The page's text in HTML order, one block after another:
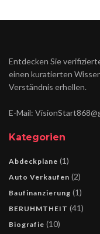
Entdecken Sie
einen kuratierten
Verständnis erhellen.
E-Mail:
Kategorien
Abdeckplane (1)
Auto Verkaufen (2)
Baufinanzierung (1)
BERUHMTHEIT (41)
Biografie (10)